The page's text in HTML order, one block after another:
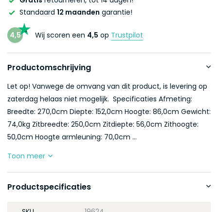
Standaard 12 maanden garantie!
4,5 Wij scoren een 4,5 op Trustpilot
Productomschrijving
Let op! Vanwege de omvang van dit product, is levering op
zaterdag helaas niet mogelijk. Specificaties Afmeting:
Breedte: 270,0cm Diepte: 152,0cm Hoogte: 86,0cm Gewicht:
74,0kg Zitbreedte: 250,0cm Zitdiepte: 56,0cm Zithoogte:
50,0cm Hoogte armleuning: 70,0cm ...
Toon meer
Productspecificaties